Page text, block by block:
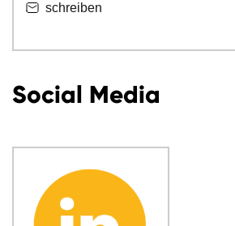
schreiben
Social Media